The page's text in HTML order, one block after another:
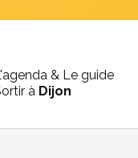
& Le guide
à Dijon